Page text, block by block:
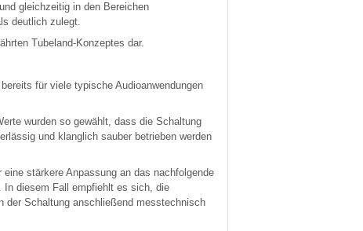
gleichzeitig in den Bereichen
deutlich zulegt.
Tubeland-Konzeptes dar.
für viele typische Audioanwendungen
wurden so gewählt, dass die Schaltung
und klanglich sauber betrieben werden
stärkere Anpassung an das nachfolgende
In diesem Fall empfiehlt es sich, die
der Schaltung anschließend messtechnisch